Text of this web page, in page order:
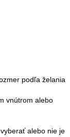
podľa želania
vnútrom alebo
alebo nie je